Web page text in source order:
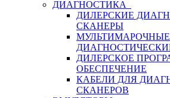
ДИАГНОСТИКА
ДИЛЕРСКИЕ
СКАНЕРЫ
МУЛЬТИМАРОЧНЫЕ
ДИЛЕРСКОЕ
ОБЕСПЕЧЕНИЕ
КАБЕЛИ ДЛЯ
СКАНЕРОВ